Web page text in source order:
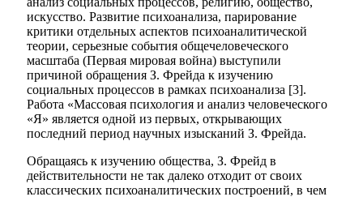
искусство. Развитие психоанализа, парирование
критики отдельных аспектов психоаналитической
теории, серьезные события общечеловеческого
масштаба (Первая мировая война) выступили
причиной обращения З. Фрейда к изучению
социальных процессов в рамках психоанализа [3].
Работа «Массовая психология и анализ человеческого
«Я» является одной из первых, открывающих
последний период научных изысканий З. Фрейда.
Обращаясь к изучению общества, З. Фрейд в
действительности не так далеко отходит от своих
классических психоаналитических построений, в чем